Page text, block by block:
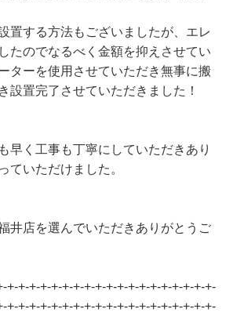
置する方法もございましたが、エレ
たのでなるべく金額を抑えさせてい
ターを使用させていただき無事に搬
設置完了させていただきました！
早く工事も丁寧にしていただきあり
ていただけました。
井店を選んでいただきありがとうご
+-+-+-+-+-+-+-+-+-+-+-+-+-+-+-+-+-+-+-
+-+-+-+-+-+-+-+-+-+-+-+-+-+-+-+-+-+-+-